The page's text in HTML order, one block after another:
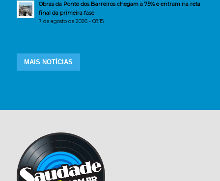
Obras da Ponte dos Barreiros chegam a 75% e entram na reta
final da primeira fase
7 de agosto de 2026 - 08:15
MAIS NOTÍCIAS